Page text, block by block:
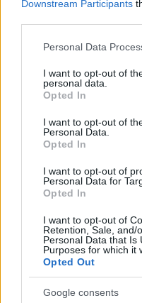
Downstream Participants
Please note that this
not limited to your visit or
grant or deny consent to
use your data for below
consent section.
Personal Data
I want to opt-out of
personal data.
Opted In
I want to opt-out of
Personal Data.
Opted In
I want to opt-out of
Personal Data for
Opted In
I want to opt-out of
Retention, Sale, and/
Personal Data that Is
Purposes for which it
Opted Out
Google consents
Mit
Meloni
territori
-